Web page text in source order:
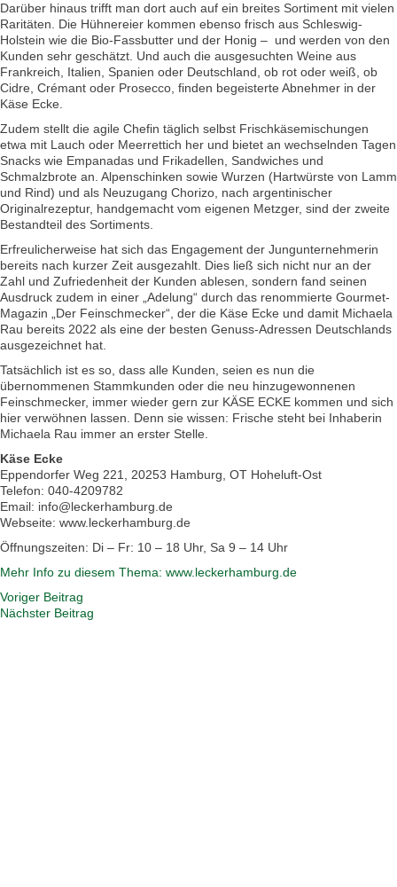
Darüber hinaus trifft man dort auch auf ein breites Sortiment mit vielen
Raritäten. Die Hühnereier kommen ebenso frisch aus Schleswig-
Holstein wie die Bio-Fassbutter und der Honig – und werden von den
Kunden sehr geschätzt. Und auch die ausgesuchten Weine aus
Frankreich, Italien, Spanien oder Deutschland, ob rot oder weiß, ob
Cidre, Crémant oder Prosecco, finden begeisterte Abnehmer in der
Käse Ecke.
Zudem stellt die agile Chefin täglich selbst Frischkäsemischungen
etwa mit Lauch oder Meerrettich her und bietet an wechselnden Tagen
Snacks wie Empanadas und Frikadellen, Sandwiches und
Schmalzbrote an. Alpenschinken sowie Wurzen (Hartwürste von Lamm
und Rind) und als Neuzugang Chorizo, nach argentinischer
Originalrezeptur, handgemacht vom eigenen Metzger, sind der zweite
Bestandteil des Sortiments.
Erfreulicherweise hat sich das Engagement der Jungunternehmerin
bereits nach kurzer Zeit ausgezahlt. Dies ließ sich nicht nur an der
Zahl und Zufriedenheit der Kunden ablesen, sondern fand seinen
Ausdruck zudem in einer „Adelung“ durch das renommierte Gourmet-
Magazin „Der Feinschmecker“, der die Käse Ecke und damit Michaela
Rau bereits 2022 als eine der besten Genuss-Adressen Deutschlands
ausgezeichnet hat.
Tatsächlich ist es so, dass alle Kunden, seien es nun die
übernommenen Stammkunden oder die neu hinzugewonnenen
Feinschmecker, immer wieder gern zur KÄSE ECKE kommen und sich
hier verwöhnen lassen. Denn sie wissen: Frische steht bei Inhaberin
Michaela Rau immer an erster Stelle.
Käse Ecke
Eppendorfer Weg 221, 20253 Hamburg, OT Hoheluft-Ost
Telefon: 040-4209782
Email: info@leckerhamburg.de
Webseite: www.leckerhamburg.de
Öffnungszeiten: Di – Fr: 10 – 18 Uhr, Sa 9 – 14 Uhr
Mehr Info zu diesem Thema: www.leckerhamburg.de
Voriger Beitrag
Nächster Beitrag